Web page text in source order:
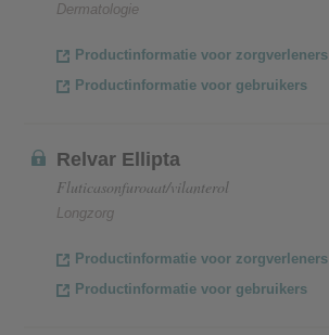
Dermatologie
Productinformatie voor zorgverleners
Productinformatie voor gebruikers
Relvar Ellipta
Fluticasonfuroaat/vilanterol
Longzorg
Productinformatie voor zorgverleners
Productinformatie voor gebruikers